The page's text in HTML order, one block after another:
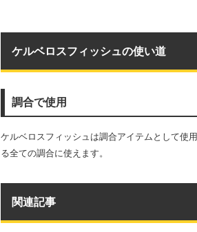
ケルベロスフィッシュの使い道
調合で使用
ケルベロスフィッシュは調合アイテムとして使
る全ての調合に使えます。
関連記事